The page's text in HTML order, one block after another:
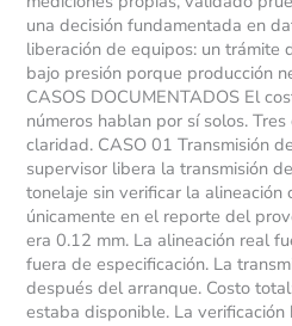
una decisión fundamentada en
liberación de equipos: un trámite
bajo presión porque producción
CASOS DOCUMENTADOS El
números hablan por sí solos.
claridad. CASO 01 Transmisión
supervisor libera la transmisión
tonelaje sin verificar la alineación
únicamente en el reporte del
era 0.12 mm. La alineación real
fuera de especificación. La
después del arranque. Costo
estaba disponible. La